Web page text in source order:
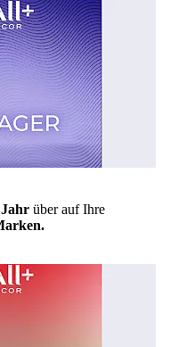
Jahr über auf Ihre